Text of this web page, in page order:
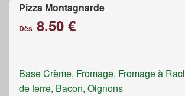
Pizza Montagnarde
Dès 8.50 €
Base Crème, Fromage, Fromage à
de terre, Bacon, Oignons